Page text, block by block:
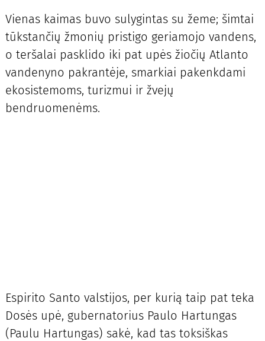
Vienas kaimas buvo sulygintas su žeme; šimtai
tūkstančių žmonių pristigo geriamojo vandens,
o teršalai pasklido iki pat upės žiočių Atlanto
vandenyno pakrantėje, smarkiai pakenkdami
ekosistemoms, turizmui ir žvejų
bendruomenėms.
Espirito Santo valstijos, per kurią taip pat teka
Dosės upė, gubernatorius Paulo Hartungas
(Paulu Hartungas) sakė, kad tas toksiškas